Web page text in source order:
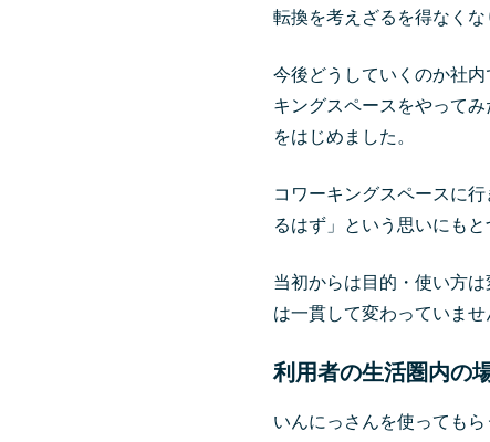
転換を考えざるを得なくな
今後どうしていくのか社
キングスペースをやって
をはじめました。
コワーキングスペースに
るはず」という思いにもと
当初からは目的・使い方は
は一貫して変わっていませ
利用者の生活圏内の
いんにっさんを使っても